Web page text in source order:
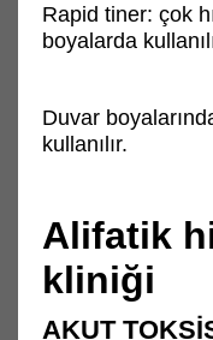
Rapid tiner: çok
boyalarda
Duvar
kullanılır.
Alifatik
kliniği
AKUT